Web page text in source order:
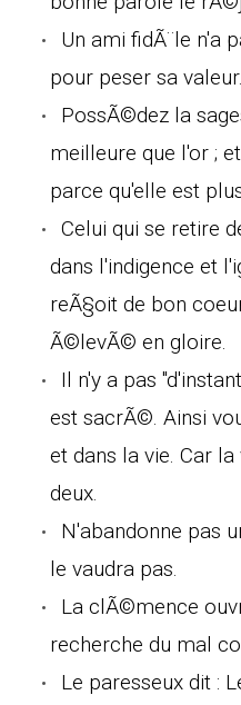
Un ami fidÃ¨le n'a
pour peser sa valeur.
PossÃ©dez la
meilleure que l'or ;
parce qu'elle est
Celui qui se retire
dans l'indigence et
reÃ§oit de bon
Ã©levÃ© en gloire.
Il n'y a pas
est sacrÃ©. Ainsi
et dans la vie. Car
deux.
N'abandonne pas
le vaudra pas.
La clÃ©mence
recherche du mal
Le paresseux dit :